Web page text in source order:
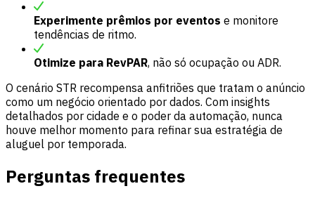
Experimente prêmios por eventos e monitore
tendências de ritmo.
Otimize para RevPAR, não só ocupação ou ADR.
O cenário STR recompensa anfitriões que tratam o anúncio
como um negócio orientado por dados. Com insights
detalhados por cidade e o poder da automação, nunca
houve melhor momento para refinar sua estratégia de
aluguel por temporada.
Perguntas frequentes